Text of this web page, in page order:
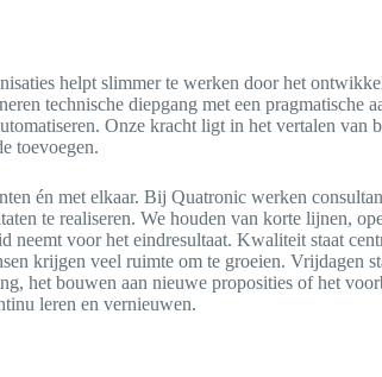
helpt slimmer te werken door het
technische diepgang met een pragmatische
Onze kracht ligt in het vertalen van
toevoegen.
én met elkaar. Bij Quatronic werken
te realiseren. We houden van korte lijnen,
neemt voor het eindresultaat. Kwaliteit staat
krijgen veel ruimte om te groeien. Vrijdagen
het bouwen aan nieuwe proposities of het
leren en vernieuwen.